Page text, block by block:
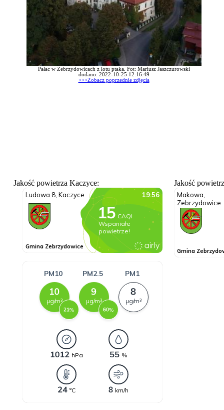
Pałac w Zebrzydowicach z lotu ptaka. Fot: Mariusz Jaszczurowski
dodano: 2022-10-25 12:16:49
>>>Zobacz poprzednie zdjęcia
Jakość powietrza Kaczyce: Jakość